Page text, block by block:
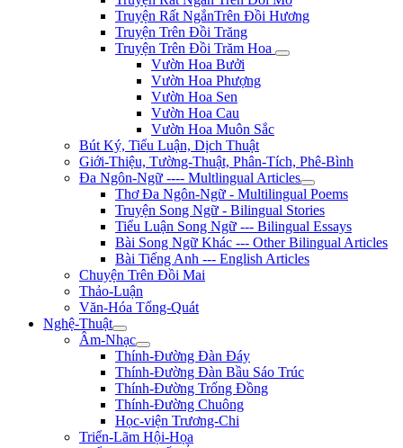
Truyện Rất NgắnTrên Đồi Hương
Truyện Trên Đồi Trăng
Truyện Trên Đồi Trăm Hoa
Vườn Hoa Bưởi
Vườn Hoa Phượng
Vườn Hoa Sen
Vườn Hoa Cau
Vườn Hoa Muôn Sắc
Bút Ký, Tiểu Luận, Dịch Thuật
Giới-Thiệu, Tường-Thuật, Phân-Tích, Phê-Bình
Đa Ngôn-Ngữ ---- Multlingual Articles
Thơ Đa Ngôn-Ngữ - Multilingual Poems
Truyện Song Ngữ - Bilingual Stories
Tiểu Luận Song Ngữ --- Bilingual Essays
Bài Song Ngữ Khác --- Other Bilingual Articles
Bài Tiếng Anh --- English Articles
Chuyện Trên Đồi Mai
Thảo-Luận
Văn-Hóa Tổng-Quát
Nghệ-Thuật
Âm-Nhạc
Thính-Đường Đàn Đáy
Thính-Đường Đàn Bầu Sáo Trúc
Thính-Đường Trống Đồng
Thính-Đường Chuông
Học-viện Trương-Chi
Triển-Lãm Hội-Họa